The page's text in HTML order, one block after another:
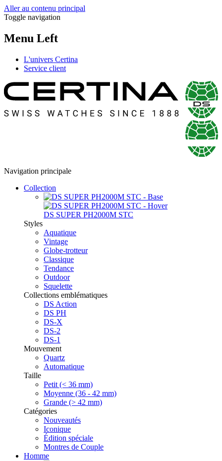
Aller au contenu principal
Toggle navigation
Menu Left
L'univers Certina
Service client
Navigation principale
Collection
DS SUPER PH2000M STC
Styles
Aquatique
Vintage
Globe-trotteur
Classique
Tendance
Outdoor
Squelette
Collections emblématiques
DS Action
DS PH
DS-X
DS-2
DS-1
Mouvement
Quartz
Automatique
Taille
Petit (< 36 mm)
Moyenne (36 - 42 mm)
Grande (> 42 mm)
Catégories
Nouveautés
Iconique
Édition spéciale
Montres de Couple
Homme